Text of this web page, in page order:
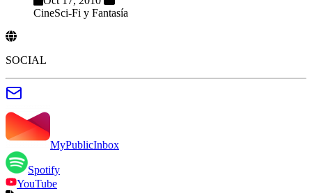
CineSci-Fi y Fantasía
SOCIAL
MyPublicInbox
Spotify
YouTube